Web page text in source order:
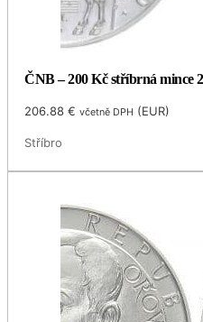
ČNB – 200 Kč stříbrná mince
206.88€ včetně DPH (EUR)
Stříbro